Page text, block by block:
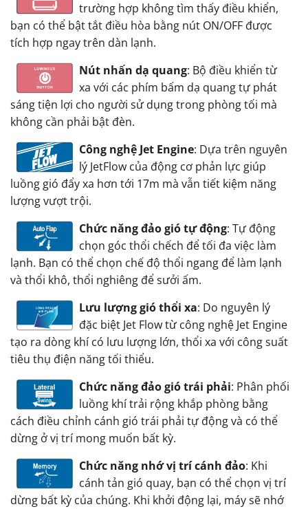
trường hợp không tìm thấy điều khiển,
bạn có thể bật tắt điều hòa bằng nút ON/OFF được
tích hợp ngay trên dàn lạnh.
Nút nhấn dạ quang: Bộ điều khiển từ
xa với các phím bấm dạ quang tự phát
sáng tiện lợi cho người sử dụng trong phòng tối mà
không cần phải bật đèn.
Công nghệ Jet Engine: Dựa trên nguyên
lý JetFlow của động cơ phản lực giúp
luồng gió đẩy xa hơn tới 17m mà vẫn tiết kiệm năng
lượng vượt trội.
Chức năng đảo gió tự động: Tự động
chọn góc thổi chếch để tối đa việc làm
lạnh. Bạn có thể chọn chế độ thổi ngang để làm lạnh
và thổi khô, thổi nghiêng để sưởi ấm.
Lưu lượng gió thổi xa: Do nguyên lý
đặc biệt Jet Flow từ công nghệ Jet Engine
tạo ra dòng khí có lưu lượng lớn, thổi xa với công suất
tiêu thụ điện năng tối thiểu.
Chức năng đảo gió trái phải: Phân phối
luồng khí trải rộng khắp phòng bằng
cách điều chỉnh cánh gió trái phải tự động và có thể
dừng ở vị trí mong muốn bất kỳ.
Chức năng nhớ vị trí cánh đảo: Khi
cánh tản gió quay, bạn có thể chọn vị trí
dừng bất kỳ của chúng. Khi khởi động lại, máy sẽ nhớ